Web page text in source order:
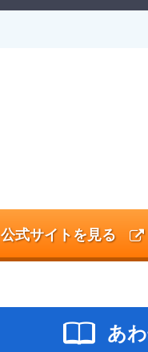
公式サイトを見る
あ